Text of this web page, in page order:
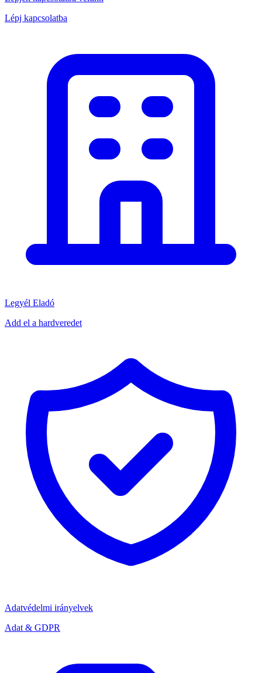
Lépj kapcsolatba
Legyél Eladó
Add el a hardveredet
Adatvédelmi irányelvek
Adat & GDPR